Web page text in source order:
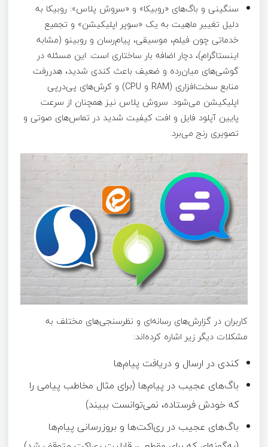
سنگینی و باگ‌های «روبیکا» و «سروش پلاس»: روبیکا به
دلیل تغییر ماهیت به یک «سوپر اپلیکیشن» و تجمیع
خدماتی چون فیلم، موسیقی، پیام‌رسان و روبینو (مشابه
اینستاگرام)، دچار اضافه بار ساختاری است. این مسئله در
گوشی‌های میان‌رده و ضعیف باعث کندی شدید، هدررفت
منابع سخت‌افزاری (RAM و CPU) و کرش‌های پی‌درپی
اپلیکیشن می‌شود. سروش پلاس نیز همچنان از سرعت
پایین آپلود فایل و افت کیفیت شدید در تماس‌های صوتی و
تصویری رنج می‌برد.
کاربران در گزارش‌های رسانه‌ای و نظرسنجی‌های مختلف به
مشکلات دیگر زیر اشاره کرده‌اند:
کندی در ارسال و دریافت پیام‌ها
باگ‌های عجیب در پیام‌ها (برای مثال مخاطب پیامی را
که خودش فرستاده، نمی‌توانست ببیند)
باگ‌های عجیب در ری‌اکت‌ها و بروزرسانی پیام‌ها